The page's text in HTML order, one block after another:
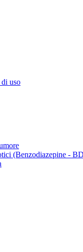
uso
(Benzodiazepine -